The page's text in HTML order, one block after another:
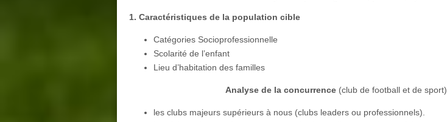
1. Caractéristiques de la population cible
Catégories Socioprofessionnelle
Scolarité de l’enfant
Lieu d’habitation des familles
Analyse de la concurrence (club de football et de sport)
les clubs majeurs supérieurs à nous (clubs leaders ou professionnels).